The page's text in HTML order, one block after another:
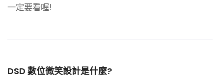
一定要看喔!
DSD 數位微笑設計是什麼?